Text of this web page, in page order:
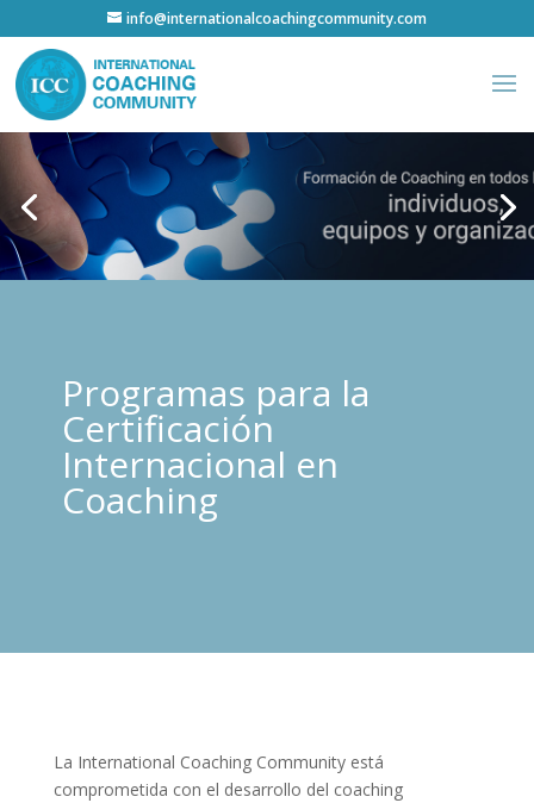
info@internationalcoachingcommunity.com
Programas para la
Certificación
Internacional en
Coaching
La International Coaching Community está
comprometida con el desarrollo del coaching